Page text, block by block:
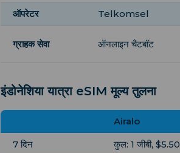
ऑपरेटर Telkomsel
ग्राहक सेवा ऑनलाइन चैटबॉट
इंडोनेशिया यात्रा eSIM मूल्य तुलना
Airalo
7 दिन
कुल: 1 जीबी, $5.50